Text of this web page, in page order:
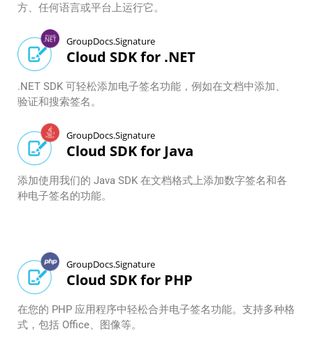
方、任何语言或平台上运行它。
GroupDocs.Signature
Cloud SDK for .NET
.NET SDK 可轻松添加电子签名功能，例如在文档中添加、
验证和搜索签名。
GroupDocs.Signature
Cloud SDK for Java
添加使用我们的 Java SDK 在文档格式上添加数字签名和各
种电子签名的功能。
GroupDocs.Signature
Cloud SDK for PHP
在您的 PHP 应用程序中轻松合并电子签名功能。支持多种格
式，包括 Office、图像等。